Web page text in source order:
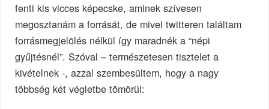
fenti kis vicces képecske, aminek szívesen
megosztanám a forrását, de mivel twitteren találtam
forrásmegjelölés nélkül így maradnék a “népi
gyűjtésnél”. Szóval – természetesen tisztelet a
kivételnek -, azzal szembesültem, hogy a nagy
többség két végletbe tömörül: